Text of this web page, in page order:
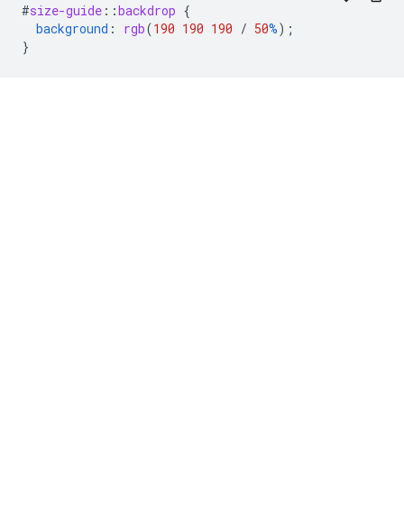
#size-guide ::backdrop {
background : rgb(190 190 190 / 50%);
}